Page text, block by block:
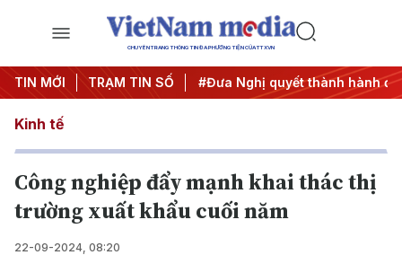
CHUYÊN TRANG THÔNG TIN ĐA PHƯƠNG TIỆN CỦA TTXVN
TIN MỚI TRẠM TIN SỐ
ương 3 #APEC 2027 #Đưa Nghị quyết thành hành
Kinh tế
Công nghiệp đẩy mạnh khai thác thị
trường xuất khẩu cuối năm
22-09-2024, 08:20